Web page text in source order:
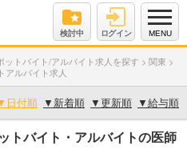
検討中 ログイン MENU
ットバイト/アルバイト求人を探す > 関東 >
アルバイト求人
日付順 ▼ 新着順 ▼更新順 ▼給与順
トバイト・アルバイトの医師